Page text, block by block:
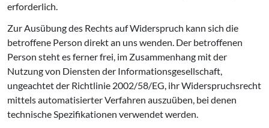
erforderlich.
Zur Ausübung des Rechts auf Widerspruch kann sich die
betroffene Person direkt an uns wenden. Der betroffenen
Person steht es ferner frei, im Zusammenhang mit der
Nutzung von Diensten der Informationsgesellschaft,
ungeachtet der Richtlinie 2002/58/EG, ihr Widerspruchsrecht
mittels automatisierter Verfahren auszuüben, bei denen
technische Spezifikationen verwendet werden.